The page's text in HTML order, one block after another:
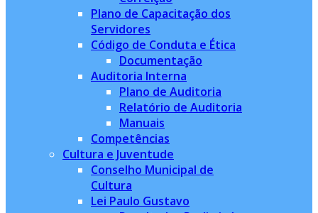
Plano de Capacitação dos
Servidores
Código de Conduta e Ética
Documentação
Auditoria Interna
Plano de Auditoria
Relatório de Auditoria
Manuais
Competências
Cultura e Juventude
Conselho Municipal de
Cultura
Lei Paulo Gustavo